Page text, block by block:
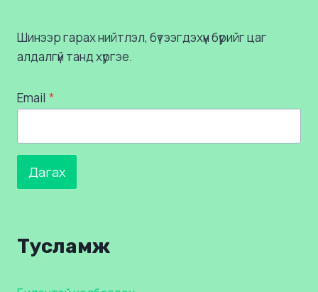
Шинээр гарах нийтлэл, бүтээгдэхүүн бүрийг цаг
алдалгүй танд хүргэе.
Email *
Дагах
Тусламж